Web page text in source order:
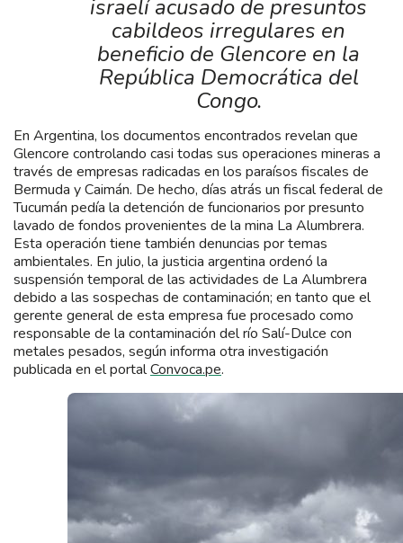
israelí acusado de presuntos
cabildeos irregulares en
beneficio de Glencore en la
República Democrática del
Congo.
En Argentina, los documentos encontrados revelan que
Glencore controlando casi todas sus operaciones mineras a
través de empresas radicadas en los paraísos fiscales de
Bermuda y Caimán. De hecho, días atrás un fiscal federal de
Tucumán pedía la detención de funcionarios por presunto
lavado de fondos provenientes de la mina La Alumbrera.
Esta operación tiene también denuncias por temas
ambientales. En julio, la justicia argentina ordenó la
suspensión temporal de las actividades de La Alumbrera
debido a las sospechas de contaminación; en tanto que el
gerente general de esta empresa fue procesado como
responsable de la contaminación del río Salí-Dulce con
metales pesados, según informa otra investigación
publicada en el portalConvoca.pe.